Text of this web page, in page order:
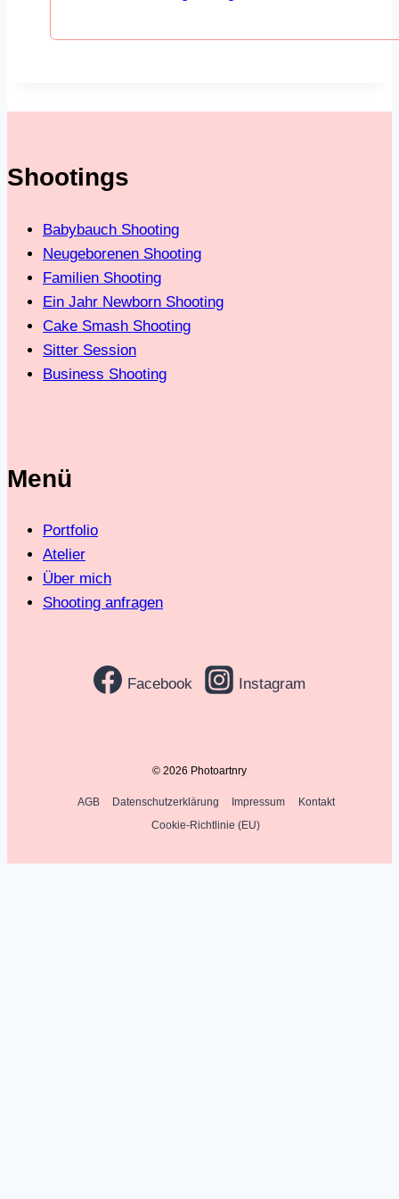
Shootings
Babybauch Shooting
Neugeborenen Shooting
Familien Shooting
Ein Jahr Newborn Shooting
Cake Smash Shooting
Sitter Session
Business Shooting
Menü
Portfolio
Atelier
Über mich
Shooting anfragen
Facebook Instagram
© 2026 Photoartnry
AGB Datenschutzerklärung Impressum
Kontakt
Cookie-Richtlinie (EU)